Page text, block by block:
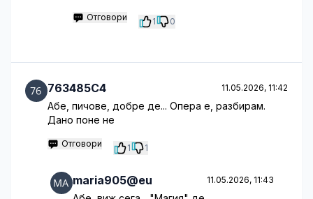
Отговори 1 0
763485C4 11.05.2026, 11:42
Абе, пичове, добре де... Опера е, разбирам.
Дано поне не
Отговори 1 1
maria905@eu 11.05.2026, 11:43